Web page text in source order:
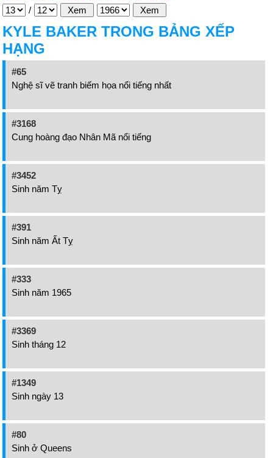
/
KYLE BAKER TRONG BẢNG XẾP
HẠNG
#65
Nghệ sĩ vẽ tranh biếm họa nổi tiếng nhất
#3168
Cung hoàng đạo Nhân Mã nổi tiếng
#3452
Sinh năm Tỵ
#391
Sinh năm Ất Tỵ
#333
Sinh năm 1965
#3369
Sinh tháng 12
#1349
Sinh ngày 13
#80
Sinh ở Queens